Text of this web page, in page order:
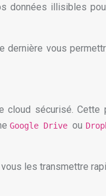
illisibles
vous
sécurisé. Cette
Google Driveou
les transmettre